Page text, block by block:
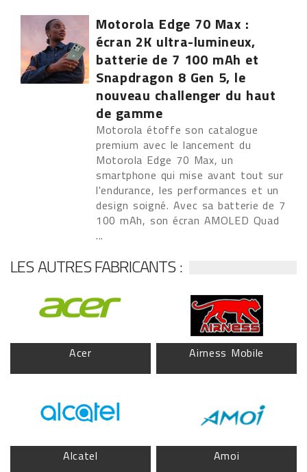
Motorola Edge 70 Max :
écran 2K ultra-lumineux,
batterie de 7 100 mAh et
Snapdragon 8 Gen 5, le
nouveau challenger du haut
de gamme
Motorola étoffe son catalogue
premium avec le lancement du
Motorola Edge 70 Max, un
smartphone qui mise avant tout sur
l'endurance, les performances et un
design soigné. Avec sa batterie de 7
100 mAh, son écran AMOLED Quad
...
LES AUTRES FABRICANTS :
Acer Airness Mobile
Alcatel Amoi